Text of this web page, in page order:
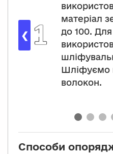
❮
матеріал
до 100.
Шліфуємо
волокон.
Способи